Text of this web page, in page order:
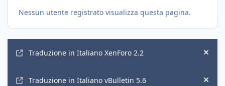
Nessun utente registrato visualizza questa pagina.
Traduzione in Italiano XenForo 2.2
Hide
Traduzione in Italiano vBulletin 5.6